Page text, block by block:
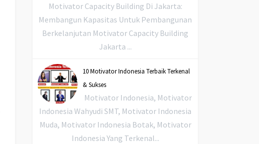
Motivator Capacity Building Di Jakarta:
Membangun Kapasitas Untuk Pembangunan
Berkelanjutan Motivator Capacity Building
Jakarta ...
10 Motivator Indonesia Terbaik Terkenal
& Sukses
Motivator Indonesia, Motivator
Indonesia Wahyudi SMT, Motivator Indonesia
Muda, Motivator Indonesia Botak, Motivator
Indonesia Yang Terkenal...